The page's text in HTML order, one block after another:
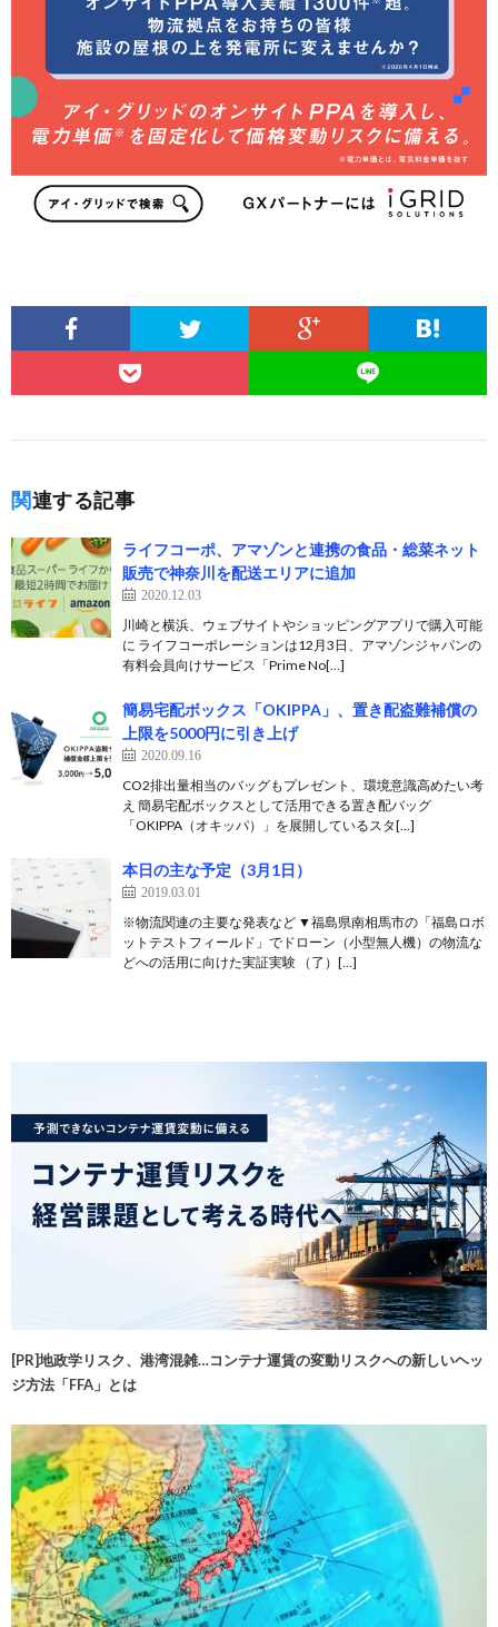
関連する記事
ライフコーポ、アマゾンと連携の食品・総菜ネット
販売で神奈川を配送エリアに追加
2020.12.03
川崎と横浜、ウェブサイトやショッピングアプリで購入可能
に ライフコーポレーションは12月3日、アマゾンジャパンの
有料会員向けサービス「Prime No[…]
簡易宅配ボックス「OKIPPA」、置き配盗難補償の
上限を5000円に引き上げ
2020.09.16
CO2排出量相当のバッグもプレゼント、環境意識高めたい考
え 簡易宅配ボックスとして活用できる置き配バッグ
「OKIPPA（オキッパ）」を展開しているスタ[…]
本日の主な予定（3月1日）
2019.03.01
※物流関連の主要な発表など ▼福島県南相馬市の「福島ロボ
ットテストフィールド」でドローン（小型無人機）の物流な
どへの活用に向けた実証実験 （了）[…]
[PR]地政学リスク、港湾混雑…コンテナ運賃の変動リスクへの新しいヘッ
ジ方法「FFA」とは